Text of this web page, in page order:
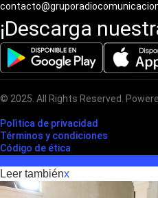
¡Descarga
© 2025. All Rights Reserved.
Polìtica de privacidad
Términos y condiciones
Código de ética
Leer tambiénx